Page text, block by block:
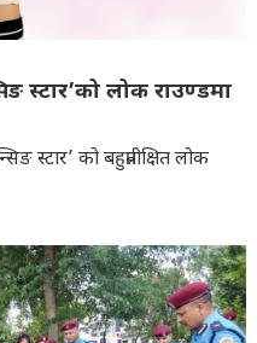
स्टार’को लोक राउण्डमा
स्टार’ को बहुप्रतीक्षित लोक